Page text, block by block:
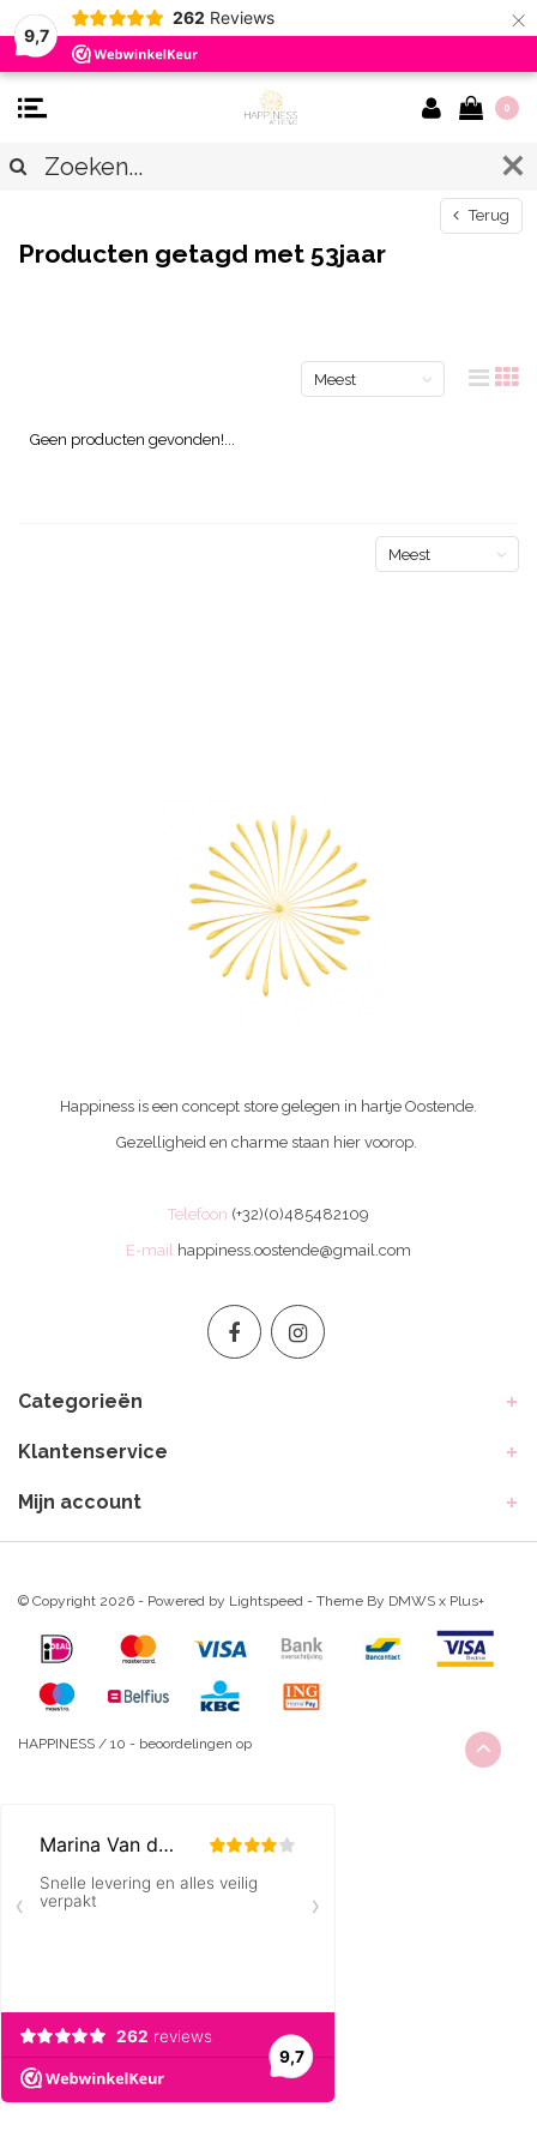
9,7
262 Reviews ×
0
Terug
Producten getagd met 53jaar
Meest
Geen producten gevonden!...
Meest
Happiness is een concept store gelegen in hartje Oostende.
Gezelligheid en charme staan hier voorop.
Telefoon (+32)(0)485482109
E-mail happiness.oostende@gmail.com
Categorieën
Klantenservice
Mijn account
© Copyright 2026 - Powered by Lightspeed - Theme By DMWS x Plus+
HAPPINESS / 10 - beoordelingen op